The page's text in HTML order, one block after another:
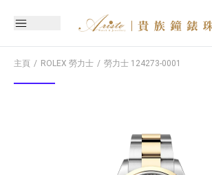
主頁 ROLEX 勞力士 勞力士 124273-0001